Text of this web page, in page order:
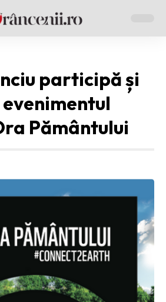
participă și
evenimentul
Pământului